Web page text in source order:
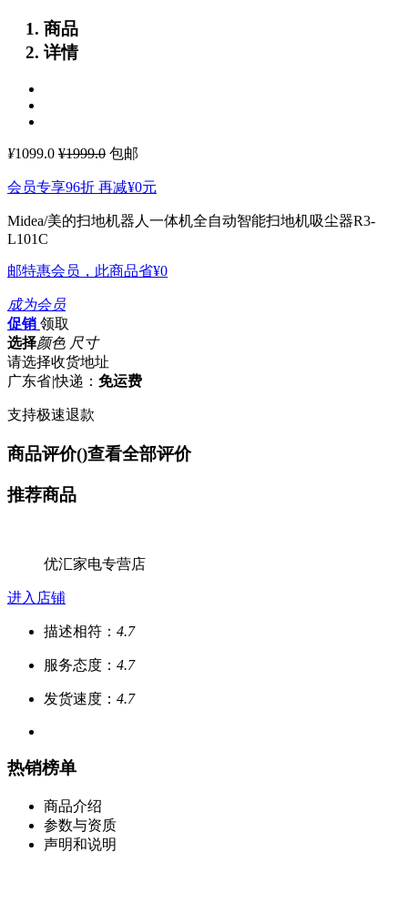
商品
详情
¥1099.0 ¥1999.0 包邮
会员专享96折 再减¥0元
Midea/美的扫地机器人一体机全自动智能扫地机吸尘器R3-
L101C
邮特惠会员，此商品省¥0
成为会员
促销 领取
选择颜色 尺寸
请选择收货地址
广东省|快递： 免运费
支持极速退款
商品评价()查看全部评价
推荐商品
优汇家电专营店
进入店铺
描述相符： 4.7
服务态度： 4.7
发货速度： 4.7
热销榜单
商品介绍
参数与资质
声明和说明